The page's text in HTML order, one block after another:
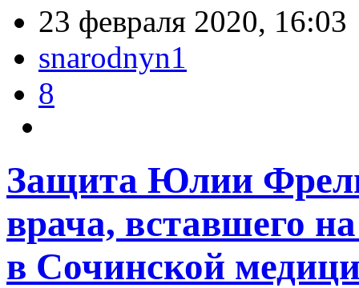
23 февраля 2020, 16:03
snarodnyn1
8
Защита Юлии
врача, вставшего
в Сочинской